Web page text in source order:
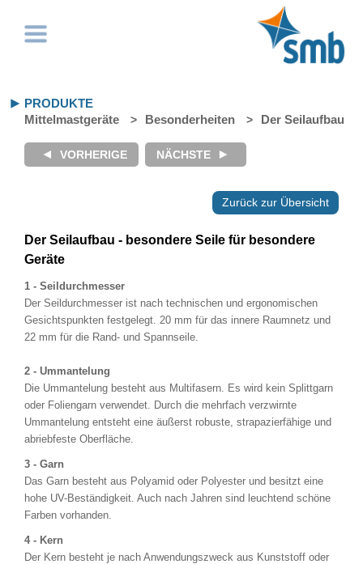
PRODUKTE
Mittelmastgeräte
Besonderheiten Der Seilaufbau
Zurück zur Übersicht
Der Seilaufbau - besondere Seile für besondere
Geräte
1 - Seildurchmesser
Der Seildurchmesser ist nach technischen und ergonomischen
Gesichtspunkten festgelegt. 20 mm für das innere Raumnetz und
22 mm für die Rand- und Spannseile.
2 - Ummantelung
Die Ummantelung besteht aus Multifasern. Es wird kein Splittgarn
oder Foliengarn verwendet. Durch die mehrfach verzwirnte
Ummantelung entsteht eine äußerst robuste, strapazierfähige und
abriebfeste Oberfläche.
3 - Garn
Das Garn besteht aus Polyamid oder Polyester und besitzt eine
hohe UV-Beständigkeit. Auch nach Jahren sind leuchtend schöne
Farben vorhanden.
4 - Kern
Der Kern besteht je nach Anwendungszweck aus Kunststoff oder